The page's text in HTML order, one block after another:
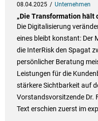
08.04.2025 Unternehmen
„Die Transformation hält
Die Digitalisierung
eines bleibt konstant: Der
die InterRisk den Spagat
persönlicher Beratung
Leistungen für die
stärkere Sichtbarkeit auf
Vorstandsvorsitzende Dr.
Text erschien zuerst im